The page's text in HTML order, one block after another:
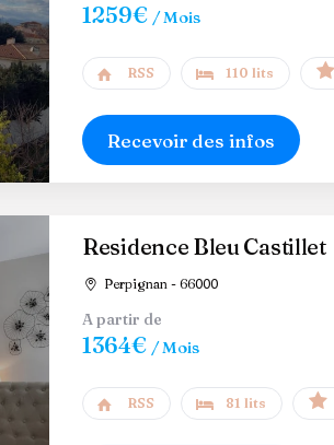
1259€ / Mois
RSS 110 lits
Recevoir des infos
Residence Bleu Castillet
Perpignan - 66000
A partir de
1364€ / Mois
RSS 81 lits